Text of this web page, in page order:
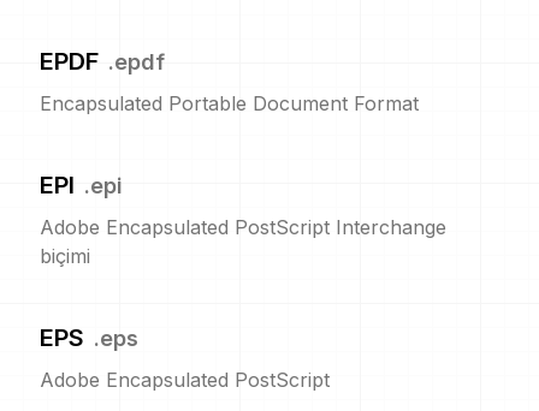
EPDF .epdf
Encapsulated Portable Document Format
EPI .epi
Adobe Encapsulated PostScript Interchange
biçimi
EPS .eps
Adobe Encapsulated PostScript